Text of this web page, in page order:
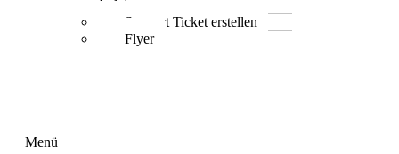
Anleitung
Support Ticket erstellen
Flyer
Menü